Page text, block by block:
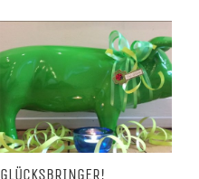
GLÜCKSBRINGER!